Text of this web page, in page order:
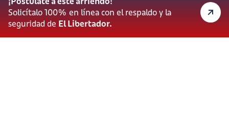
Solicítalo 100% en línea con el respaldo y la
seguridad de El Libertador.
601 3905331
lineadesoporte923@serviciosbolivar.com